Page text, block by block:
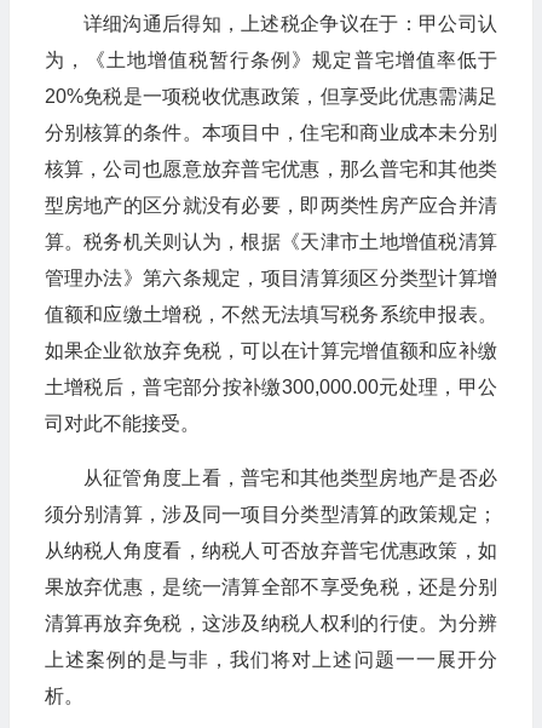
详细沟通后得知，上述税企争议在于：甲公司认
为，《土地增值税暂行条例》规定普宅增值率低于
20%免税是一项税收优惠政策，但享受此优惠需满足
分别核算的条件。本项目中，住宅和商业成本未分别
核算，公司也愿意放弃普宅优惠，那么普宅和其他类
型房地产的区分就没有必要，即两类性房产应合并清
算。税务机关则认为，根据《天津市土地增值税清算
管理办法》第六条规定，项目清算须区分类型计算增
值额和应缴土增税，不然无法填写税务系统申报表。
如果企业欲放弃免税，可以在计算完增值额和应补缴
土增税后，普宅部分按补缴300,000.00元处理，甲公
司对此不能接受。
从征管角度上看，普宅和其他类型房地产是否必
须分别清算，涉及同一项目分类型清算的政策规定；
从纳税人角度看，纳税人可否放弃普宅优惠政策，如
果放弃优惠，是统一清算全部不享受免税，还是分别
清算再放弃免税，这涉及纳税人权利的行使。为分辨
上述案例的是与非，我们将对上述问题一一展开分
析。